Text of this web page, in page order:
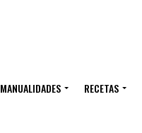
MANUALIDADES RECETAS